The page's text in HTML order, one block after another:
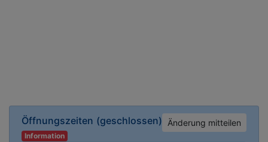
Öffnungszeiten (geschlossen) Änderung mitteilen
Information